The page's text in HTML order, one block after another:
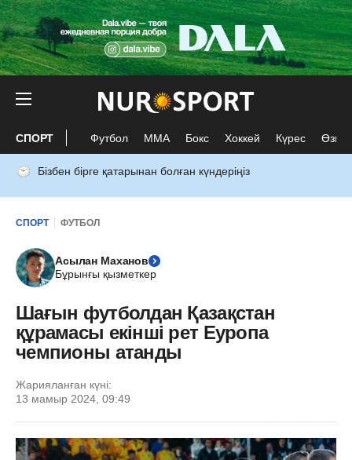
СПОРТ Футбол ММА Бокс Хоккей Күрес Өзге
Бізбен бірге қатарынан болған күндеріңіз
СПОРТ ФУТБОЛ
Асылан Маханов
Бұрынғы қызметкер
Шағын футболдан Қазақстан
құрамасы екінші рет Еуропа
чемпионы атанды
Жарияланған күні:
13 мамыр 2024, 09:49